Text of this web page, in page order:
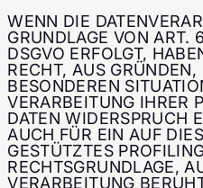
WENN DIE
GRUNDLAGE VON ART.
DSGVO ERFOLGT,
RECHT, AUS
BESONDEREN
VERARBEITUNG IHRER
DATEN WIDERSPRUCH
AUCH FÜR EIN AUF
GESTÜTZTES
RECHTSGRUNDLAGE,
VERARBEITUNG